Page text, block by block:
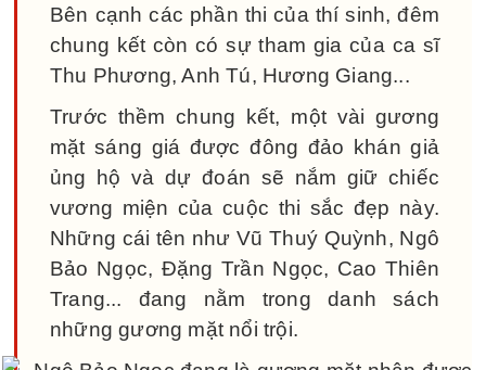
Bên cạnh các phần thi của thí sinh, đêm
chung kết còn có sự tham gia của ca sĩ
Thu Phương, Anh Tú, Hương Giang...
Trước thềm chung kết, một vài gương
mặt sáng giá được đông đảo khán giả
ủng hộ và dự đoán sẽ nắm giữ chiếc
vương miện của cuộc thi sắc đẹp này.
Những cái tên như Vũ Thuý Quỳnh, Ngô
Bảo Ngọc, Đặng Trần Ngọc, Cao Thiên
Trang... đang nằm trong danh sách
những gương mặt nổi trội.